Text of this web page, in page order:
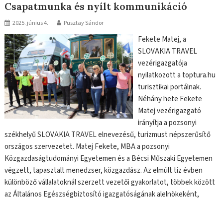
Csapatmunka és nyílt kommunikáció
2025. június 4. Pusztay Sándor
Fekete Matej, a
SLOVAKIA TRAVEL
vezérigazgatója
nyilatkozott a toptura.hu
turisztikai portálnak.
Néhány hete Fekete
Matej vezérigazgató
irányítja a pozsonyi
székhelyű SLOVAKIA TRAVEL elnevezésű, turizmust népszerűsítő
országos szervezetet. Matej Fekete, MBA a pozsonyi
Közgazdaságtudományi Egyetemen és a Bécsi Műszaki Egyetemen
végzett, tapasztalt menedzser, közgazdász. Az elmúlt tíz évben
különböző vállalatoknál szerzett vezetői gyakorlatot, többek között
az Általános Egészségbiztosító igazgatóságának alelnökeként,